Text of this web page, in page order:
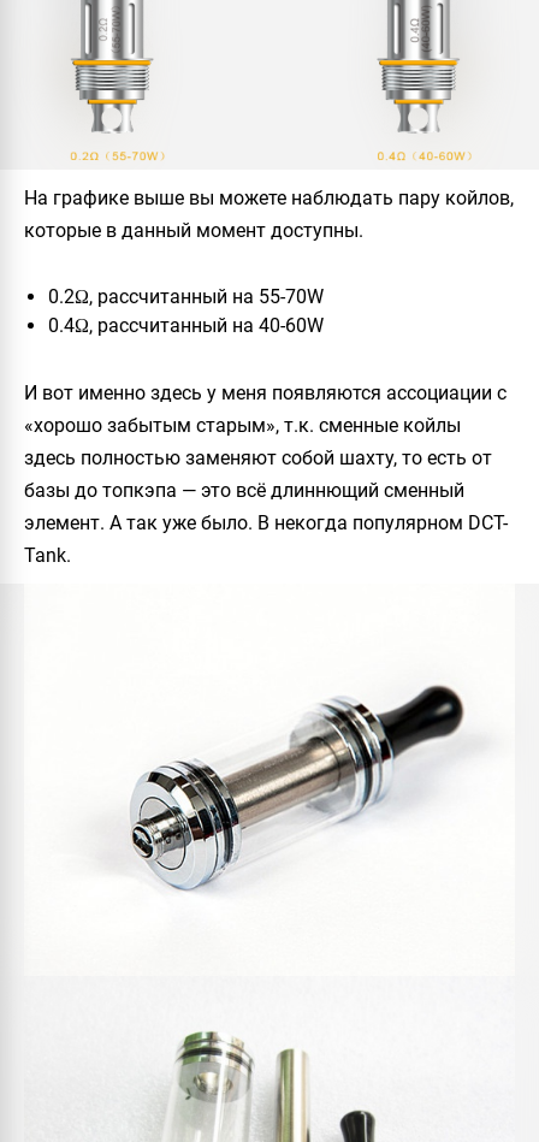
На графике выше вы можете наблюдать пару койлов,
которые в данный момент доступны.
0.2Ω, рассчитанный на 55-70W
0.4Ω, рассчитанный на 40-60W
И вот именно здесь у меня появляются ассоциации с
«хорошо забытым старым», т.к. сменные койлы
здесь полностью заменяют собой шахту, то есть от
базы до топкэпа — это всё длиннющий сменный
элемент. А так уже было. В некогда популярном DCT-
Tank.